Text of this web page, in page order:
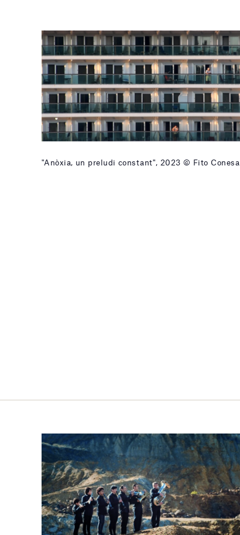
"Anòxia, un preludi constant", 2023 © Fito Conesa